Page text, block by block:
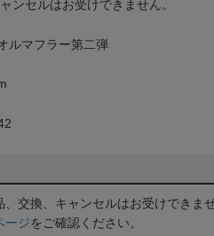
ンセルはお受けできません。
ルマフラー第二弾
、交換、キャンセルはお受けできま
ージをご確認ください。